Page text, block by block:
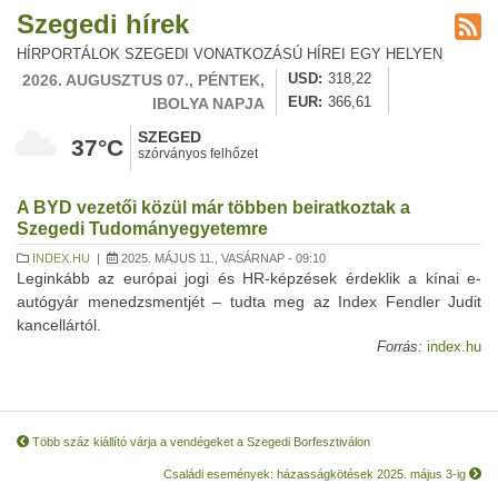
Szegedi hírek
HÍRPORTÁLOK SZEGEDI VONATKOZÁSÚ HÍREI EGY HELYEN
2026. AUGUSZTUS 07., PÉNTEK,
IBOLYA NAPJA
USD
318,22
EUR
366,61
37°C SZEGED
szórványos felhőzet
A BYD vezetői közül már többen beiratkoztak a
Szegedi Tudományegyetemre
INDEX.HU | 2025. MÁJUS 11., VASÁRNAP - 09:10
Leginkább az európai jogi és HR-képzések érdeklik a kínai e-
autógyár menedzsmentjét – tudta meg az Index Fendler Judit
kancellártól.
Forrás: index.hu
Több száz kiállító várja a vendégeket a Szegedi Borfesztiválon
Családi események: házasságkötések 2025. május 3-ig